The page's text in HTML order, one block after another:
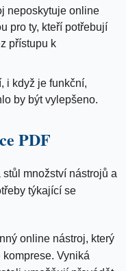
neposkytuje online
pro ty, kteří potřebují
přístupu k
i když je funkční,
by být vylepšeno.
PDF
množství nástrojů a
týkající se
online nástroj, který
Vyniká